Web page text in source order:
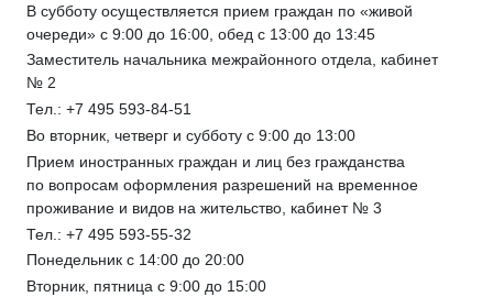
В субботу осуществляется прием граждан по «живой
очереди» с 9:00 до 16:00, обед с 13:00 до 13:45
Заместитель начальника межрайонного отдела, кабинет
№ 2
Тел.: +7 495 593-84-51
Во вторник, четверг и субботу с 9:00 до 13:00
Прием иностранных граждан и лиц без гражданства
по вопросам оформления разрешений на временное
проживание и видов на жительство, кабинет № 3
Тел.: +7 495 593-55-32
Понедельник с 14:00 до 20:00
Вторник, пятница с 9:00 до 15:00